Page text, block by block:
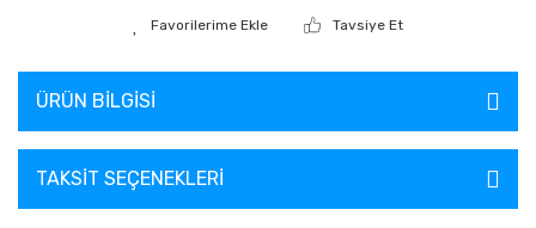
Tavsiye Et
ÜRÜN BILGISI
TAKSIT SEÇENEKLERI